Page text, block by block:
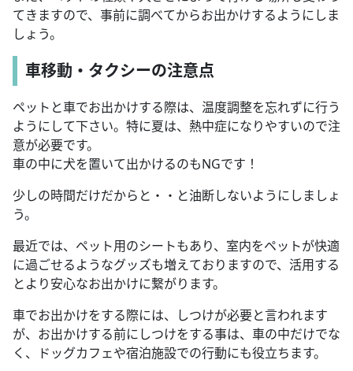
てきますので、事前に調べてからお出かけするようにしま
しょう。
車移動・タクシーの注意点
ペットと車でお出かけする際は、温度調整を忘れずに行う
ようにして下さい。特に夏は、熱中症になりやすいので注
意が必要です。
車の中に犬を置いて出かけるのもNGです！
少しの時間だけだからと・・と油断しないようにしましょ
う。
最近では、ペット用のシートもあり、室内をペットが快適
に過ごせるようなグッズも増えておりますので、活用する
とより安心なお出かけに繋がります。
車でお出かけをする際には、しつけが必要と言われます
が、お出かけする前にしつけをする事は、車の中だけでな
く、ドッグカフェや宿泊施設での行動にも役立ちます。